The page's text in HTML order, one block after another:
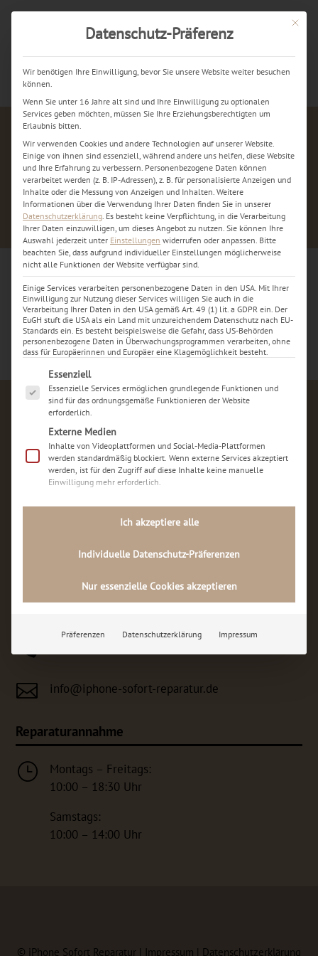
Jetzt kostenlos anrufen
TEXT
Rodenbergstr. 47
Kontakt
 info@iphone-sofort-reparatur.de
Reparaturannahme
}
Montags – Freitags:
10:00 – 18:30 Uhr
Samstags:
10:00 – 14:00 Uhr
© iPhone Sofort Reparatur | Impressum | Datenschutzerklärung
Mit
Datenschutz-Präferenz
Wir benötigen Ihre Einwilligung, bevor Sie unsere Website weiter besuchen
können.
Wenn Sie unter 16 Jahre alt sind und Ihre Einwilligung zu optionalen
Services geben möchten, müssen Sie Ihre Erziehungsberechtigten um
Erlaubnis bitten.
Wir verwenden Cookies und andere Technologien auf unserer Website.
Einige von ihnen sind essenziell, während andere uns helfen, diese Website
und Ihre Erfahrung zu verbessern. Personenbezogene Daten können
verarbeitet werden (z. B. IP-Adressen), z. B. für personalisierte Anzeigen und
Inhalte oder die Messung von Anzeigen und Inhalten. Weitere
Informationen über die Verwendung Ihrer Daten finden Sie in unserer
Datenschutzerklärung. Es besteht keine Verpflichtung, in die Verarbeitung
Ihrer Daten einzuwilligen, um dieses Angebot zu nutzen. Sie können Ihre
Auswahl jederzeit unter Einstellungen widerrufen oder anpassen. Bitte
beachten Sie, dass aufgrund individueller Einstellungen möglicherweise
nicht alle Funktionen der Website verfügbar sind.
Einige Services verarbeiten personenbezogene Daten in den USA. Mit Ihrer
Einwilligung zur Nutzung dieser Services willigen Sie auch in die
Verarbeitung Ihrer Daten in den USA gemäß Art. 49 (1) lit. a GDPR ein. Der
EuGH stuft die USA als ein Land mit unzureichendem Datenschutz nach EU-
Standards ein. Es besteht beispielsweise die Gefahr, dass US-Behörden
personenbezogene Daten in Überwachungsprogrammen verarbeiten, ohne
dass für Europäerinnen und Europäer eine Klagemöglichkeit besteht.
Es folgt eine Liste der Service-Gruppen, für die eine
Essenziell
Essenzielle Services ermöglichen grundlegende Funktionen und
sind für das ordnungsgemäße Funktionieren der Website
erforderlich.
Externe Medien
Inhalte von Videoplattformen und Social-Media-Plattformen
werden standardmäßig blockiert. Wenn externe Services akzeptiert
werden, ist für den Zugriff auf diese Inhalte keine manuelle
Einwilligung mehr erforderlich.
Ich akzeptiere alle
Individuelle Datenschutz-Präferenzen
Nur essenzielle Cookies akzeptieren
Präferenzen Datenschutzerklärung Impressum